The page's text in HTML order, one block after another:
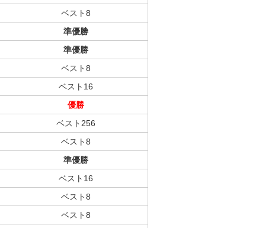
ベスト8
準優勝
準優勝
ベスト8
ベスト16
優勝
ベスト256
ベスト8
準優勝
ベスト16
ベスト8
ベスト8